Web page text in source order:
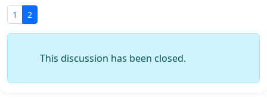
1 2
This discussion has been closed.